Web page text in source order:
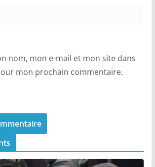
nom, mon e-mail et mon site dans
mon prochain commentaire.